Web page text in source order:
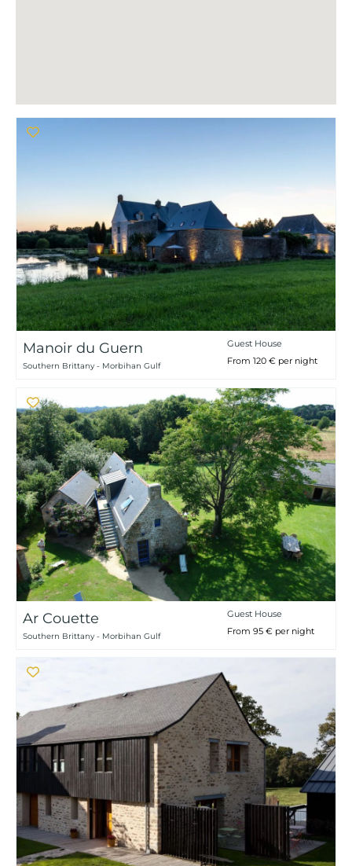
Manoir du Guern
Southern Brittany - Morbihan Gulf
Guest House
From 120 € per night
Ar Couette
Southern Brittany - Morbihan Gulf
Guest House
From 95 € per night